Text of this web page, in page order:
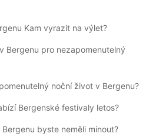
Kam vyrazit na výlet?
Bergenu pro nezapomenutelný
noční život v Bergenu?
Bergenské festivaly letos?
byste neměli minout?